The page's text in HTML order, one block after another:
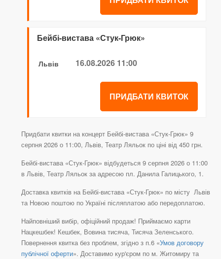
Бейбі-вистава «Стук-Грюк»
Львів 16.08.2026 11:00
ПРИДБАТИ КВИТОК
Придбати квитки на концерт Бейбі-вистава «Стук-Грюк» 9
серпня 2026 о 11:00, Львів, Театр Ляльок по ціні від 450 грн.
Бейбі-вистава «Стук-Грюк» відбудеться 9 серпня 2026 о 11:00
в Львів, Театр Ляльок за адресою пл. Данила Галицького, 1.
Доставка квитків на Бейбі-вистава «Стук-Грюк» по місту Львів
та Новою поштою по Україні післяплатою або передоплатою.
Найповніший вибір, офіційний продаж! Приймаємо карти
Нацкешбек! Кешбек, Вовина тисяча, Тисяча Зеленського.
Повернення квитка без проблем, згідно з п.6 «Умов договору
публічної оферти». Доставимо кур'єром по м. Житомиру та